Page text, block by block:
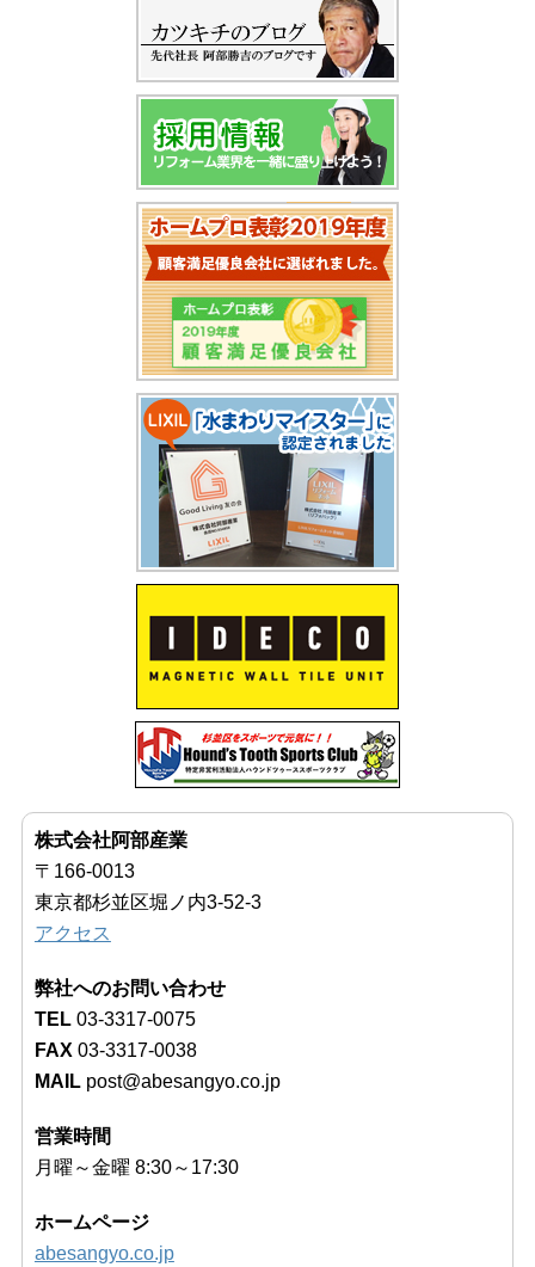
株式会社阿部産業
〒166-0013
東京都杉並区堀ノ内3-52-3
アクセス
弊社へのお問い合わせ
TEL03-3317-0075
FAX 03-3317-0038
MAILpost@abesangyo.co.jp
営業時間
月曜～金曜 8:30～17:30
ホームページ
abesangyo.co.jp